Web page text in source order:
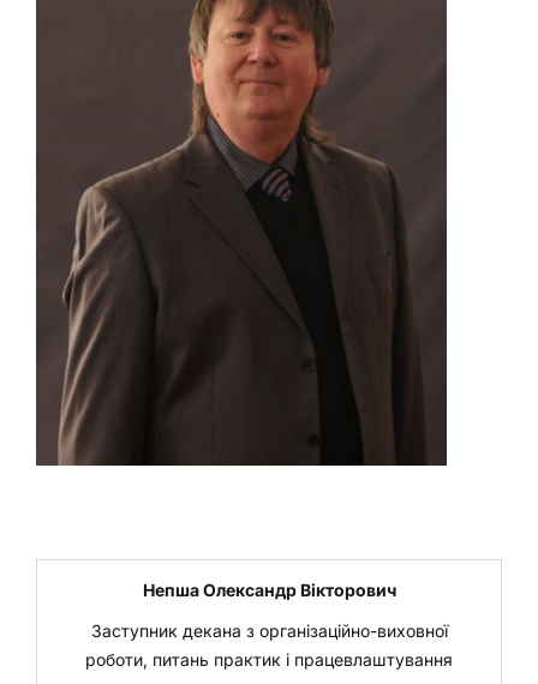
Непша ОлександрВікторович
Заступник декана з організаційно-виховної
роботи, питань практик і працевлаштування